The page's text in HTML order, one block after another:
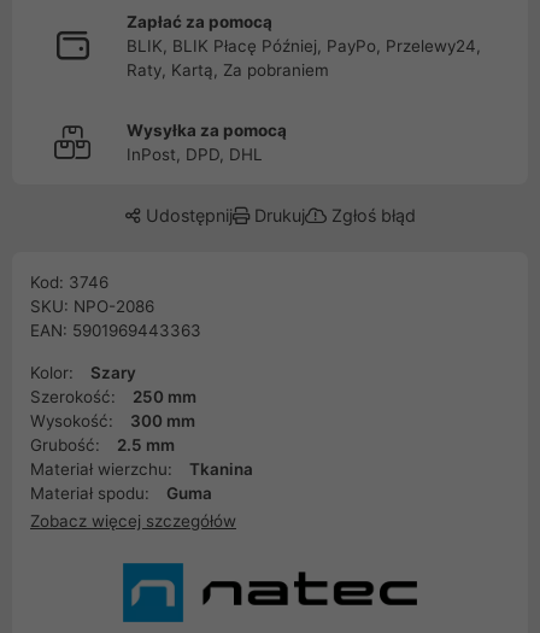
Zapłać za pomocą
BLIK, BLIK Płacę Później, PayPo, Przelewy24,
Raty, Kartą, Za pobraniem
Wysyłka za pomocą
InPost, DPD, DHL
Udostępnij Drukuj Zgłoś błąd
Kod: 3746
SKU: NPO-2086
EAN: 5901969443363
Kolor:
Szary
Szerokość:
250 mm
Wysokość:
300 mm
Grubość:
2.5 mm
Materiał wierzchu:
Tkanina
Materiał spodu:
Guma
Zobacz więcej szczegółów